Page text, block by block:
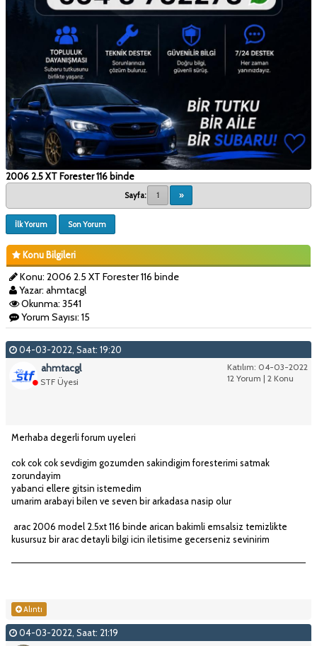
2006 2.5 XT Forester 116 binde
Sayfa: 1 »
İlk Yorum Son Yorum
Konu Bilgileri
Konu: 2006 2.5 XT Forester 116 binde
Yazar: ahmtacgl
Okunma: 3541
Yorum Sayısı: 15
04-03-2022, Saat: 19:20
Katılım: 04-03-2022
12 Yorum | 2 Konu
ahmtacgl
STF Üyesi
Merhaba degerli forum uyeleri
cok cok cok sevdigim gozumden sakindigim foresterimi satmak
zorundayim
yabanci ellere gitsin istemedim
umarim arabayi bilen ve seven bir arkadasa nasip olur
arac 2006 model 2.5xt 116 binde arican bakimli emsalsiz temizlikte
kusursuz bir arac detayli bilgi icin iletisime gecerseniz sevinirim
Alıntı
04-03-2022, Saat: 21:19